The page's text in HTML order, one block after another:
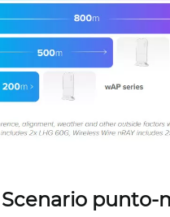
Scenario punto-